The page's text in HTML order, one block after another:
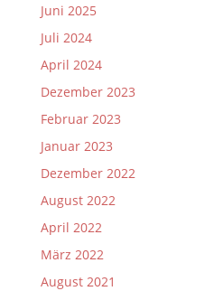
Juni 2025
Juli 2024
April 2024
Dezember 2023
Februar 2023
Januar 2023
Dezember 2022
August 2022
April 2022
März 2022
August 2021